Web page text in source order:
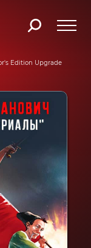
Edition Upgrade